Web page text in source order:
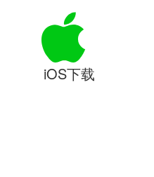
iOS下载